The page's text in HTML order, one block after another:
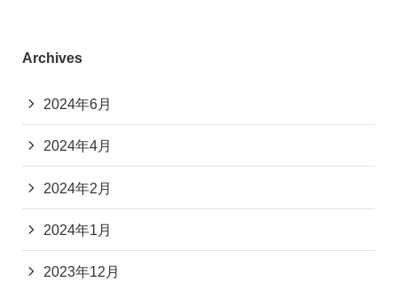
Archives
2024年6月
2024年4月
2024年2月
2024年1月
2023年12月